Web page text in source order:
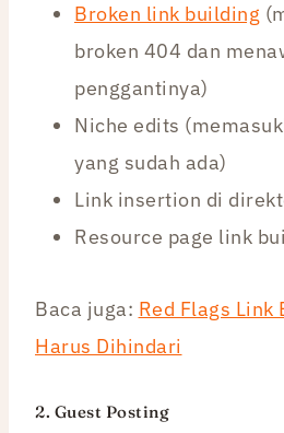
Broken link building
broken 404 dan
penggantinya)
Niche edits
yang sudah ada)
Link insertion di
Resource page link
Baca juga: Red Flags Link
Harus Dihindari
2. Guest Posting